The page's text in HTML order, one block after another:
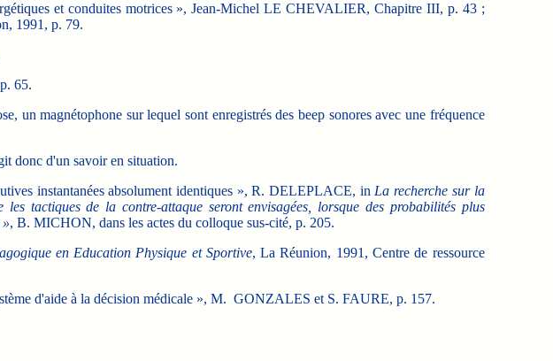
et conduites motrices », Jean-Michel LE CHEVALIER, Chapitre III, p. 43 ;
1991, p. 79.
65.
magnétophone sur lequel sont enregistrés des beep sonores avec une fréquence
donc d'un savoir en situation.
instantanées absolument identiques », R. DELEPLACE, in La recherche sur la
les tactiques de la contre-attaque seront envisagées, lorsque des probabilités plus
, B. MICHON, dans les actes du colloque sus-cité, p. 205.
en Education Physique et Sportive, La Réunion, 1991, Centre de ressource
d'aide à la décision médicale », M. GONZALES et S. FAURE, p. 157.